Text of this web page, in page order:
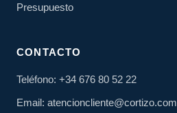
Presupuesto
CONTACTO
Teléfono: +34 676 80 52 22
Email: atencioncliente@cortizo.com